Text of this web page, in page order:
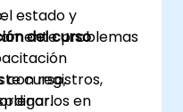
estado y
problemas
con registros,
en
del curso
curso,